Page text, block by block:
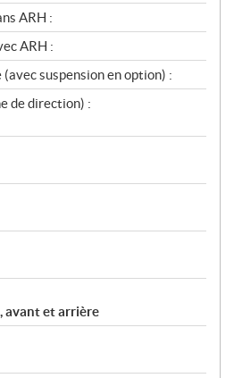
ARH :
ARH :
suspension en option) :
de direction) :
avant et arrière